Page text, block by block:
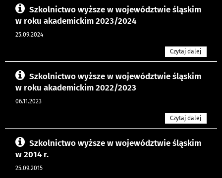
Szkolnictwo wyższe w województwie śląskim
w roku akademickim 2023/2024
25.09.2024
Czytaj dalej
Szkolnictwo wyższe w województwie śląskim
w roku akademickim 2022/2023
06.11.2023
Czytaj dalej
Szkolnictwo wyższe w województwie śląskim
w 2014 r.
25.09.2015